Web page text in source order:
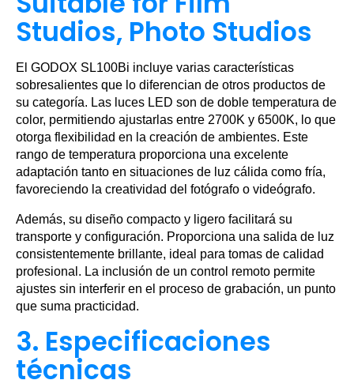
Studios, Photo Studios
El GODOX SL100Bi incluye varias características
sobresalientes que lo diferencian de otros productos de
su categoría. Las luces LED son de doble temperatura de
color, permitiendo ajustarlas entre 2700K y 6500K, lo que
otorga flexibilidad en la creación de ambientes. Este
rango de temperatura proporciona una excelente
adaptación tanto en situaciones de luz cálida como fría,
favoreciendo la creatividad del fotógrafo o videógrafo.
Además, su diseño compacto y ligero facilitará su
transporte y configuración. Proporciona una salida de luz
consistentemente brillante, ideal para tomas de calidad
profesional. La inclusión de un control remoto permite
ajustes sin interferir en el proceso de grabación, un punto
que suma practicidad.
3. Especificaciones
técnicas